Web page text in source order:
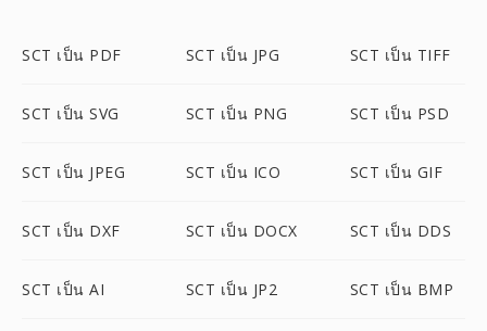
SCT เป็น PDF SCT เป็น JPG SCT เป็น TIFF
SCT เป็น SVG SCT เป็น PNG SCT เป็น PSD
SCT เป็น JPEG SCT เป็น ICO SCT เป็น GIF
SCT เป็น DXF SCT เป็น DOCX SCT เป็น DDS
SCT เป็น AI SCT เป็น JP2 SCT เป็น BMP